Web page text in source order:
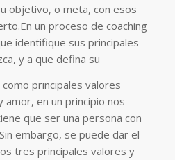
objetivo, o meta, con esos
un proceso de coaching
identifique sus principales
y a que defina su
principales valores
amor, en un principio nos
que ser una persona con
embargo, se puede dar el
tres principales valores y